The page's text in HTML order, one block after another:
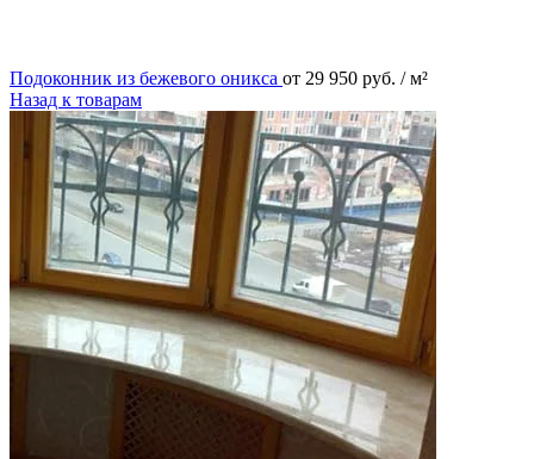
Подоконник из бежевого оникса от 29 950 руб. / м²
Назад к товарам